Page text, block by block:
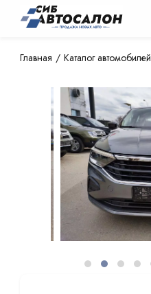
Главная Каталог автомобилей